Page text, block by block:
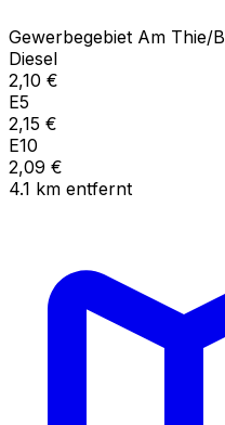
Gewerbegebiet Am Thie/B
Diesel
2,10 €
E5
2,15 €
E10
2,09 €
4.1 km entfernt